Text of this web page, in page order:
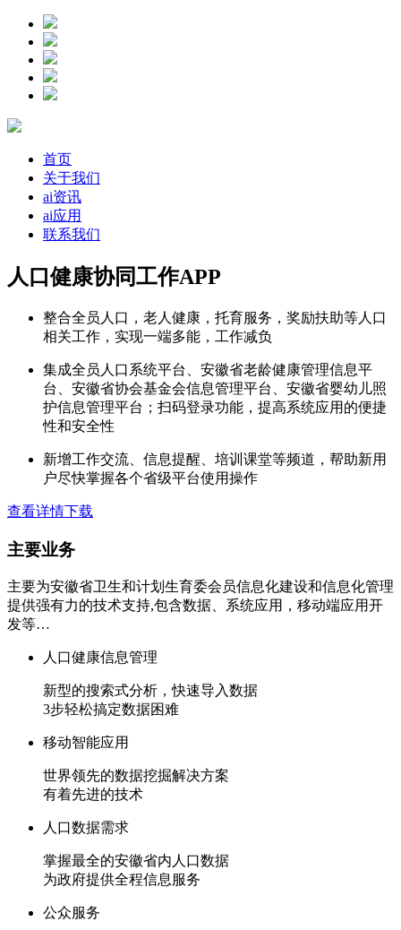
首页
关于我们
ai资讯
ai应用
联系我们
人口健康协同工作APP
整合全员人口，老人健康，托育服务，奖励扶助等人口
相关工作，实现一端多能，工作减负
集成全员人口系统平台、安徽省老龄健康管理信息平
台、安徽省协会基金会信息管理平台、安徽省婴幼儿照
护信息管理平台；扫码登录功能，提高系统应用的便捷
性和安全性
新增工作交流、信息提醒、培训课堂等频道，帮助新用
户尽快掌握各个省级平台使用操作
查看详情下载
主要业务
主要为安徽省卫生和计划生育委会员信息化建设和信息化管理
提供强有力的技术支持,包含数据、系统应用，移动端应用开
发等…
人口健康信息管理
新型的搜索式分析，快速导入数据
3步轻松搞定数据困难
移动智能应用
世界领先的数据挖掘解决方案
有着先进的技术
人口数据需求
掌握最全的安徽省内人口数据
为政府提供全程信息服务
公众服务